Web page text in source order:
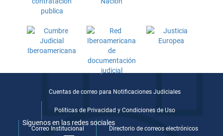
Cuentas de correo para Notificaciones Judiciales
Politicas de Privacidad y Condiciones de Uso
Correo Institucional Directorio de correos electrónicos
Síguenos en las redes sociales